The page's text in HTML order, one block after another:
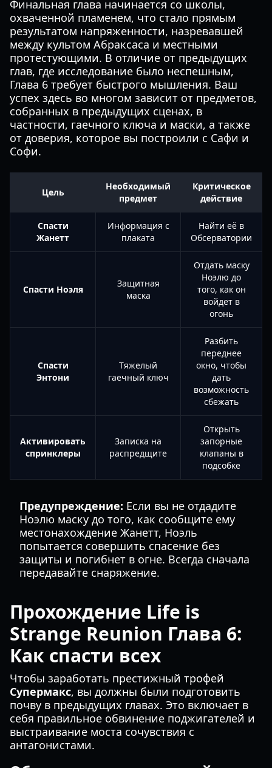
Финальная глава начинается со школы,
охваченной пламенем, что стало прямым
результатом напряженности, назревавшей
между культом Абраксаса и местными
протестующими. В отличие от предыдущих
глав, где исследование было неспешным,
Глава 6 требует быстрого мышления. Ваш
успех здесь во многом зависит от предметов,
собранных в предыдущих сценах, в
частности, гаечного ключа и маски, а также
от доверия, которое вы построили с Сафи и
Софи.
Цель
Необходимый
предмет
Критическое
действие
Спасти
Жанетт
Информация с
плаката
Найти её в
Обсерватории
Спасти Ноэля
Защитная
маска
Отдать маску
Ноэлю до
того, как он
войдет в
огонь
Спасти
Энтони
Тяжелый
гаечный ключ
Разбить
переднее
окно, чтобы
дать
возможность
сбежать
Активировать
спринклеры
Записка на
распредщите
Открыть
запорные
клапаны в
подсобке
Предупреждение: Если вы не отдадите
Ноэлю маску до того, как сообщите ему
местонахождение Жанетт, Ноэль
попытается совершить спасение без
защиты и погибнет в огне. Всегда сначала
передавайте снаряжение.
Прохождение Life is
Strange Reunion Глава 6:
Как спасти всех
Чтобы заработать престижный трофей
Супермакс, вы должны были подготовить
почву в предыдущих главах. Это включает в
себя правильное обвинение поджигателей и
выстраивание моста сочувствия с
антагонистами.